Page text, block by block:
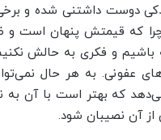
دوست داشتنی شده و
که قیمتش پنهان است و
و فکری به حالش
عفونی. به هر حال
که بهتر است با آن
آن نصیبان شود.